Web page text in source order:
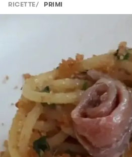
RICETTE/ PRIMI